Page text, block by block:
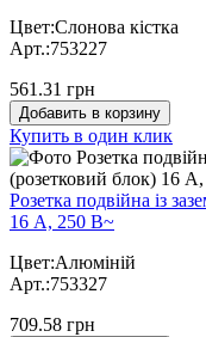
Цвет:Слонова кістка
Арт.:753227
561.31 грн
Добавить в корзину
Купить в один клик
Розетка подвійна із
16 А, 250 В~
Цвет:Алюміній
Арт.:753327
709.58 грн